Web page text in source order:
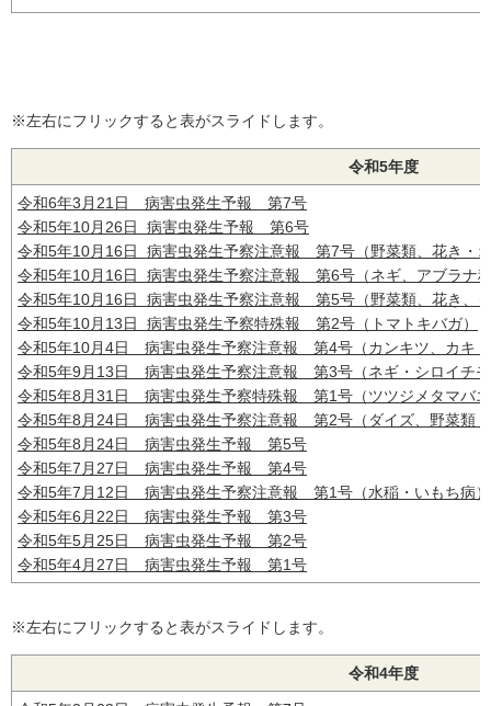
※左右にフリックすると表がスライドします。
令和5年度
令和6年3月21日 病害虫発生予報 第7号
令和5年10月26日 病害虫発生予報 第6号
令和5年10月16日 病害虫発生予察注意報 第7号（野菜類、花き・
令和5年10月16日 病害虫発生予察注意報 第6号（ネギ、アブラナ
令和5年10月16日 病害虫発生予察注意報 第5号（野菜類、花き、
令和5年10月13日 病害虫発生予察特殊報 第2号（トマトキバガ）
令和5年10月4日 病害虫発生予察注意報 第4号（カンキツ、カキ
令和5年9月13日 病害虫発生予察注意報 第3号（ネギ・シロイチ
令和5年8月31日 病害虫発生予察特殊報 第1号（ツツジメタマバ
令和5年8月24日 病害虫発生予察注意報 第2号（ダイズ、野菜類
令和5年8月24日 病害虫発生予報 第5号
令和5年7月27日 病害虫発生予報 第4号
令和5年7月12日 病害虫発生予察注意報 第1号（水稲・いもち病）
令和5年6月22日 病害虫発生予報 第3号
令和5年5月25日 病害虫発生予報 第2号
令和5年4月27日 病害虫発生予報 第1号
※左右にフリックすると表がスライドします。
令和4年度